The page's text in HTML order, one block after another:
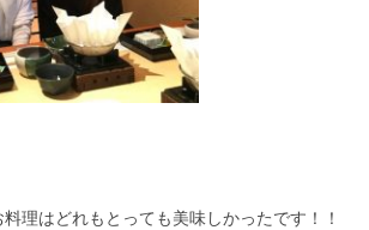
理はどれもとっても美味しかったです！！